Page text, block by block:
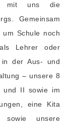
mit uns die
Gemeinsam
Schule noch
Lehrer oder
in der Aus- und
– unsere 8
und II sowie im
eine Kita
sowie unsere